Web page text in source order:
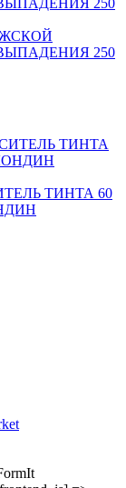
250
ТИНТА 60